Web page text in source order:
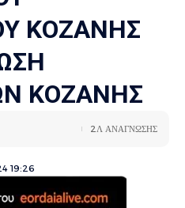
ΚΟΖΑΝΗΣ
ΚΟΖΑΝΗΣ
19:26
2Λ ΑΝΑΓΝΩΣΗΣ